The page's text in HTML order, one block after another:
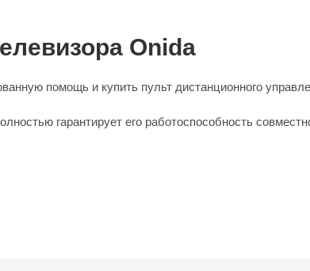
Onida
помощь и купить пульт дистанционного
гарантирует его работоспособность